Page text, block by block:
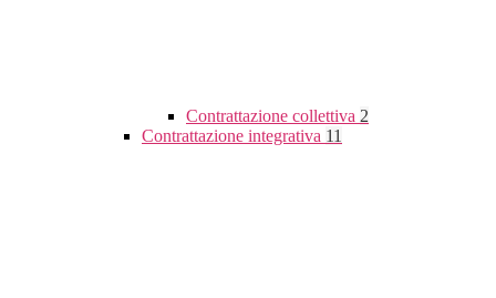
Contrattazione collettiva 2
Contrattazione integrativa 11